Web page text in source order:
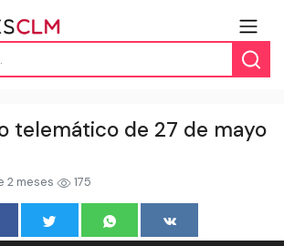
telemático de 27 de mayo
2 meses 175